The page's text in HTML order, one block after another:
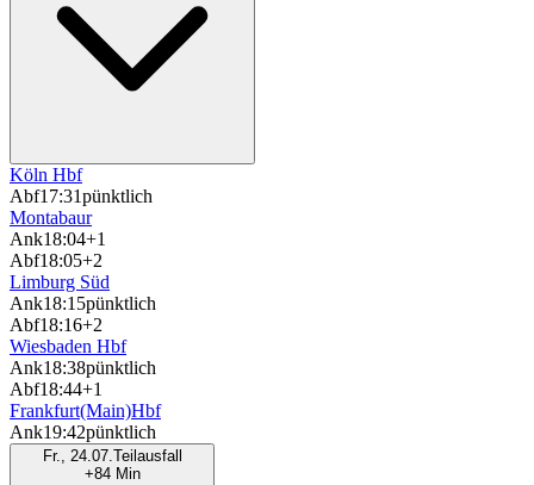
Köln Hbf
Abf17:31pünktlich
Montabaur
Ank18:04+1
Abf18:05+2
Limburg Süd
Ank18:15pünktlich
Abf18:16+2
Wiesbaden Hbf
Ank18:38pünktlich
Abf18:44+1
Frankfurt(Main)Hbf
Ank19:42pünktlich
Fr., 24.07.Teilausfall
+84 Min